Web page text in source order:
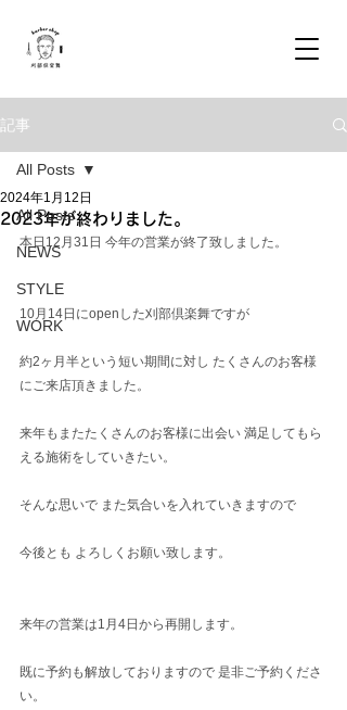
記事
All Posts
NEWS
STYLE
WORK
All Posts
2023年が終わりました。
2024年1月12日
本日12月31日 今年の営業が終了致しました。
10月14日にopenした刈部倶楽舞ですが
約2ヶ月半という短い期間に対し たくさんのお客様
にご来店頂きました。
来年もまたたくさんのお客様に出会い 満足してもら
える施術をしていきたい。
そんな思いで また気合いを入れていきますので
今後とも よろしくお願い致します。
来年の営業は1月4日から再開します。
既に予約も解放しておりますので 是非ご予約くださ
い。